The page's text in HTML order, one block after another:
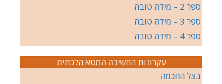
ספר 2 – מידה טובה
ספר 3 – מידה טובה
ספר 4 – מידה טובה
עקרונות החשיבה המטא הלכתית
בצל החכמה